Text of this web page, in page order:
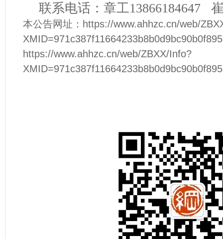
联系电话：章工13866184647
本公告网址：https://www.ahhzc.cn/web/
https://www.ahhzc.cn/web/ZBXX/Info?
XMID=971c387f11664233b8b0d9bc90b0f895